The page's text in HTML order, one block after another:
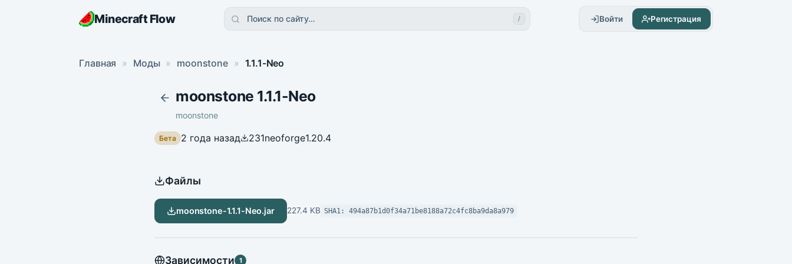
Minecraft Flow Поиск по сайту… / Войти Регистрация
Главная » Моды » moonstone » 1.1.1-Neo
moonstone 1.1.1-Neo
moonstone
Бета 2 года назад 231neoforge1.20.4
Файлы
moonstone-1.1.1-Neo.jar 227.4 KB SHA1: 494a87b1d0f34a71be8188a72c4fc8ba9da8a979
Зависимости 1